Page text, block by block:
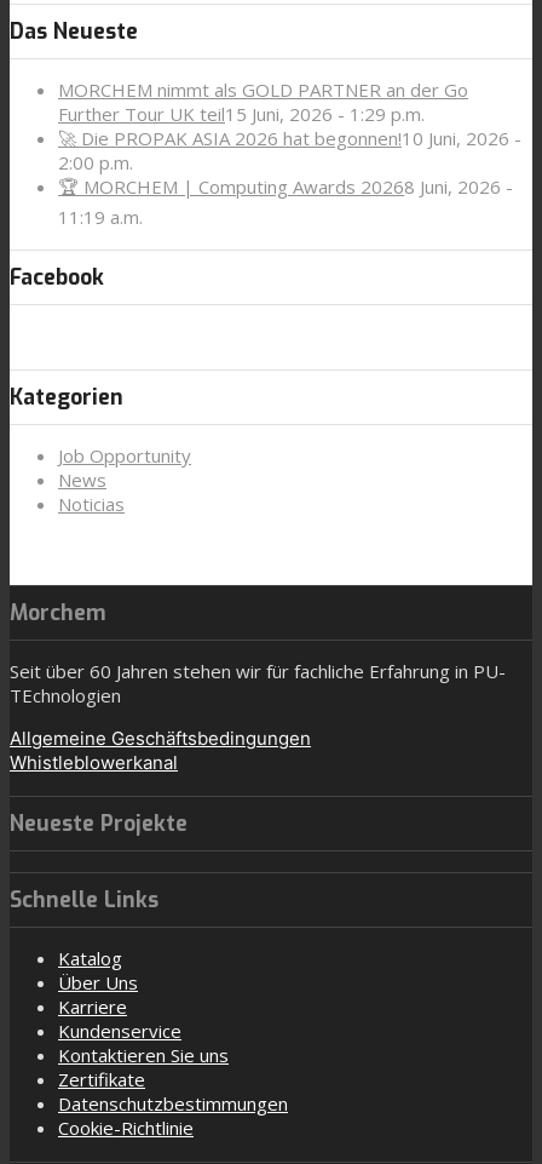
Das Neueste
MORCHEM nimmt als GOLD PARTNER an der Go
Further Tour UK teil15 Juni, 2026 - 1:29 p.m.
🚀 Die PROPAK ASIA 2026 hat begonnen!10 Juni, 2026 -
2:00 p.m.
🏆 MORCHEM | Computing Awards 20268 Juni, 2026 -
11:19 a.m.
Facebook
Kategorien
Job Opportunity
News
Noticias
Morchem
Seit über 60 Jahren stehen wir für fachliche Erfahrung in PU-
TEchnologien
Allgemeine Geschäftsbedingungen
Whistleblowerkanal
Neueste Projekte
Schnelle Links
Katalog
Über Uns
Karriere
Kundenservice
Kontaktieren Sie uns
Zertifikate
Datenschutzbestimmungen
Cookie-Richtlinie